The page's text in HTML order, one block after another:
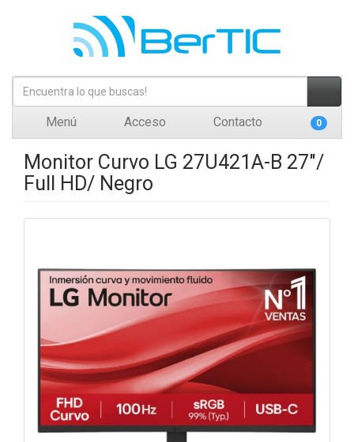
Menú Acceso Contacto 0
Monitor Curvo LG 27U421A-B 27"/
Full HD/ Negro